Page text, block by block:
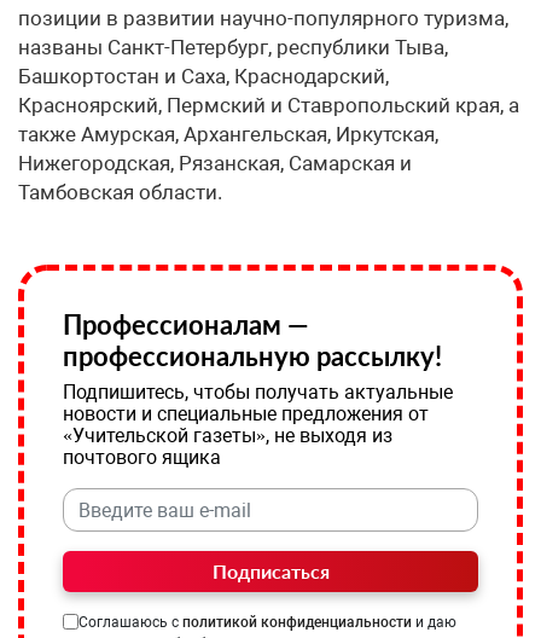
позиции в развитии научно-популярного туризма,
названы Санкт-Петербург, республики Тыва,
Башкортостан и Саха, Краснодарский,
Красноярский, Пермский и Ставропольский края, а
также Амурская, Архангельская, Иркутская,
Нижегородская, Рязанская, Самарская и
Тамбовская области.
Профессионалам —
профессиональную рассылку!
Подпишитесь, чтобы получать актуальные
новости и специальные предложения от
«Учительской газеты», не выходя из
почтового ящика
Подписаться
Соглашаюсь с политикой конфиденциальности и даю